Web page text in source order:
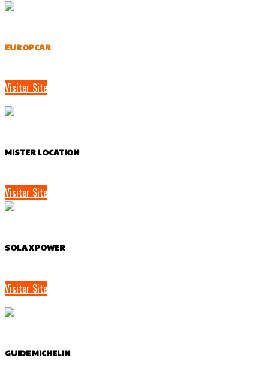
EUROPCAR
Visiter Site
MISTER LOCATION
Visiter Site
SOLA X POWER
Visiter Site
GUIDE MICHELIN